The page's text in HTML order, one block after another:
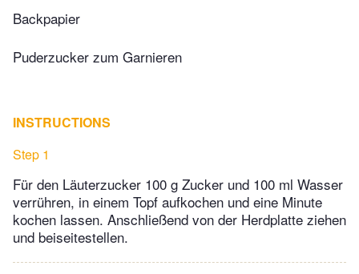
Backpapier
Puderzucker zum Garnieren
INSTRUCTIONS
Step 1
Für den Läuterzucker 100 g Zucker und 100 ml Wasser
verrühren, in einem Topf aufkochen und eine Minute
kochen lassen. Anschließend von der Herdplatte ziehen
und beiseitestellen.